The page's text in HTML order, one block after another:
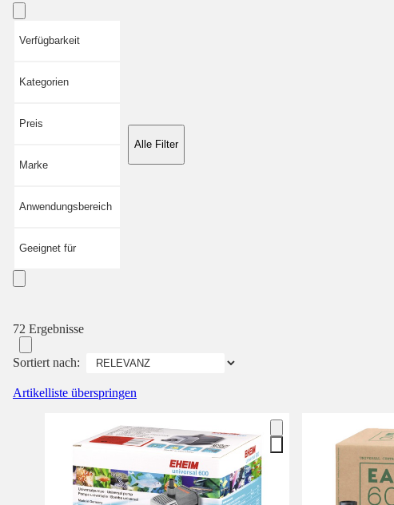
Verfügbarkeit
Kategorien
Preis
Marke
Anwendungsbereich
Geeignet für
Alle Filter
72 Ergebnisse
Sortiert nach:
Artikelliste überspringen